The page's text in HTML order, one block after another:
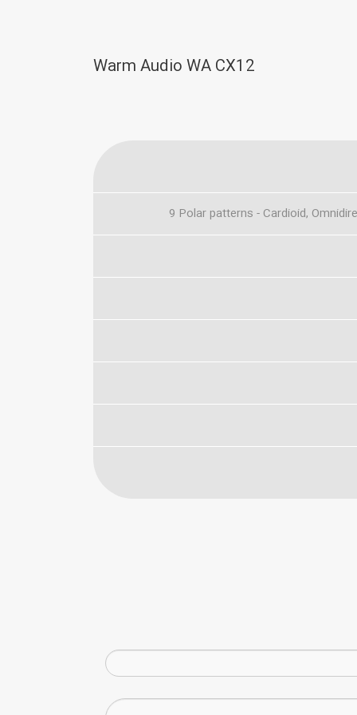
Warm Audio WA CX12
9 Polar patterns - Cardioid,